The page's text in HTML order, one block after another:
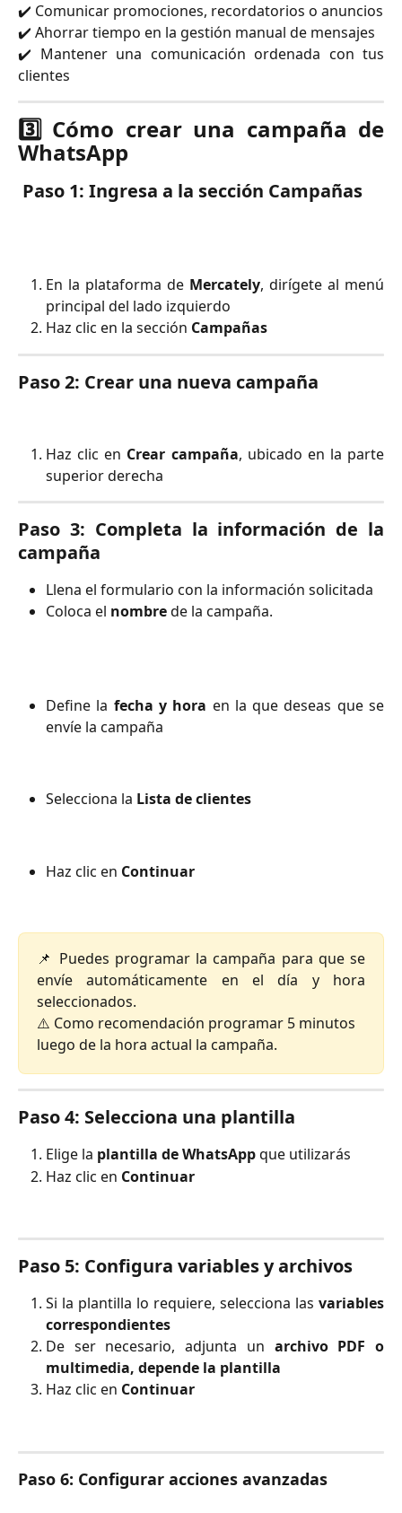
✔️ Comunicar promociones, recordatorios o anuncios
✔️ Ahorrar tiempo en la gestión manual de mensajes
✔️ Mantener una comunicación ordenada con tus
clientes
3️⃣ Cómo crear una campaña de
WhatsApp
Paso 1: Ingresa a la sección Campañas
En la plataforma de Mercately, dirígete al menú
principal del lado izquierdo
Haz clic en la sección Campañas
Paso 2: Crear una nueva campaña
Haz clic en Crear campaña, ubicado en la parte
superior derecha
Paso 3: Completa la información de la
campaña
Llena el formulario con la información solicitada
Coloca el nombre de la campaña.
Define la fecha y hora en la que deseas que se
envíe la campaña
Selecciona la Lista de clientes
Haz clic en Continuar
📌 Puedes programar la campaña para que se
envíe automáticamente en el día y hora
seleccionados.
⚠️ Como recomendación programar 5 minutos
luego de la hora actual la campaña.
Paso 4: Selecciona una plantilla
Elige la plantilla de WhatsAppque utilizarás
Haz clic en Continuar
Paso 5: Configura variables y archivos
Si la plantilla lo requiere, selecciona las variables
correspondientes
De ser necesario, adjunta un archivo PDF o
multimedia, depende la plantilla
Haz clic en Continuar
Paso 6: Configurar acciones avanzadas